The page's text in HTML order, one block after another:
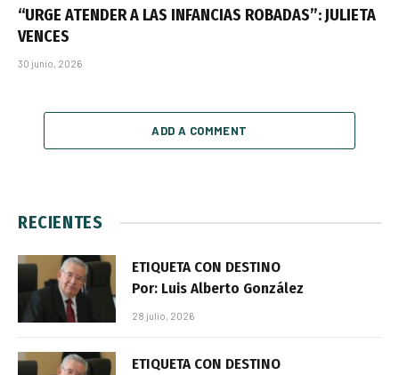
“URGE ATENDER A LAS INFANCIAS ROBADAS”: JULIETA
VENCES
30 junio, 2026
ADD A COMMENT
RECIENTES
ETIQUETA CON DESTINO
Por: Luis Alberto González
28 julio, 2026
ETIQUETA CON DESTINO